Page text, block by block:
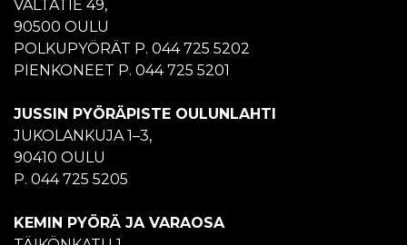
VALTATIE 49,
90500 OULU
POLKUPYÖRÄT P. 044 725 5202
PIENKONEET P. 044 725 5201
JUSSIN PYÖRÄPISTE OULUNLAHTI
JUKOLANKUJA 1–3,
90410 OULU
P. 044 725 5205
KEMIN PYÖRÄ JA VARAOSA